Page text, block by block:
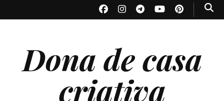
Dona de casa
criativa